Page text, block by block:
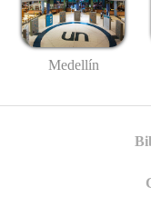
Medellín